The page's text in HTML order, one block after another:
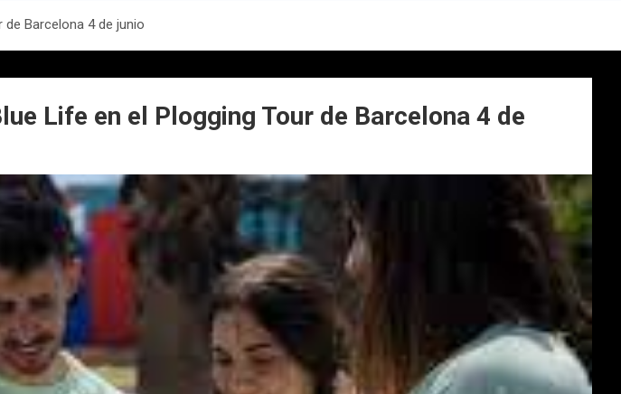
Barcelona 4 de junio
Life en el Plogging Tour de Barcelona 4 de